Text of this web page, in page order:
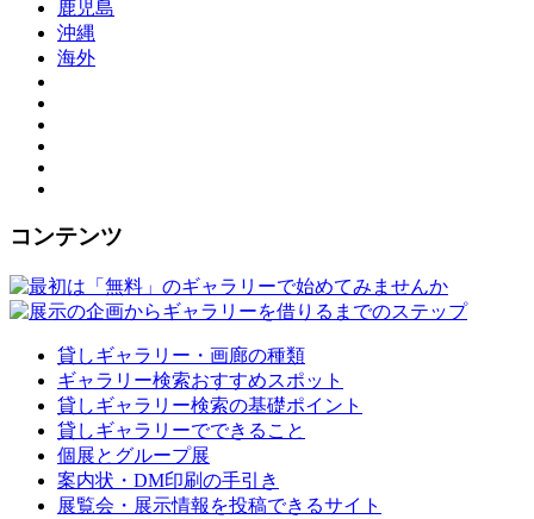
鹿児島
沖縄
海外
コンテンツ
貸しギャラリー・画廊の種類
ギャラリー検索おすすめスポット
貸しギャラリー検索の基礎ポイント
貸しギャラリーでできること
個展とグループ展
案内状・DM印刷の手引き
展覧会・展示情報を投稿できるサイト